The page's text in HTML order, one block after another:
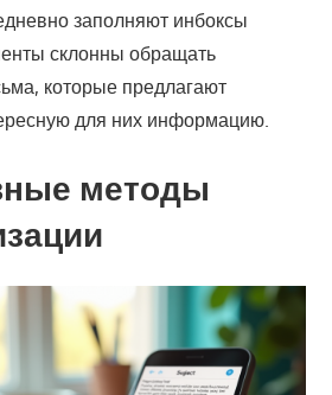
заполняют инбоксы
склонны обращать
которые предлагают
для них информацию.
методы